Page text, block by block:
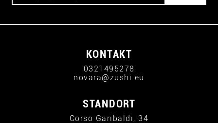
KONTAKT
0321495278
novara@zushi.eu
STANDORT
Corso Garibaldi, 34